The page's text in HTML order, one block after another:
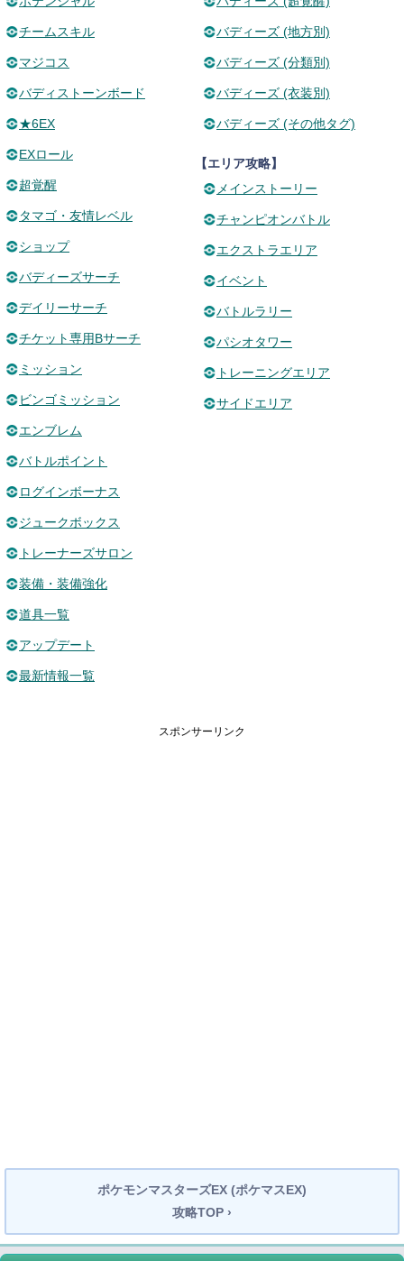
チームスキル
マジコス
バディストーンボード
★6EX
EXロール
超覚醒
タマゴ・友情レベル
ショップ
バディーズサーチ
デイリーサーチ
チケット専用Bサーチ
ミッション
ビンゴミッション
エンブレム
バトルポイント
ログインボーナス
ジュークボックス
トレーナーズサロン
装備・装備強化
道具一覧
アップデート
最新情報一覧
バディーズ (地方別)
バディーズ (分類別)
バディーズ (衣装別)
バディーズ (その他タグ)
【エリア攻略】
メインストーリー
チャンピオンバトル
エクストラエリア
イベント
バトルラリー
パシオタワー
トレーニングエリア
サイドエリア
スポンサーリンク
ポケモンマスターズEX (ポケマスEX)
攻略TOP ›